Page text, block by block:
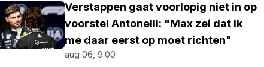
Verstappen gaat voorlopig niet in op
voorstel Antonelli: "Max zei dat ik
me daar eerst op moet richten"
aug 06, 9:00